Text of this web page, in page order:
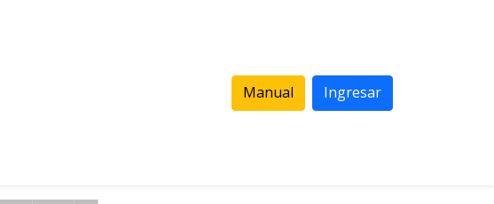
Manual Ingresar